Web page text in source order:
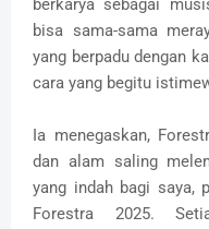
berkarya sebagai
bisa sama-sama
yang berpadu dengan
cara yang begitu
Ia menegaskan,
dan alam saling
yang indah bagi saya,
Forestra 2025.